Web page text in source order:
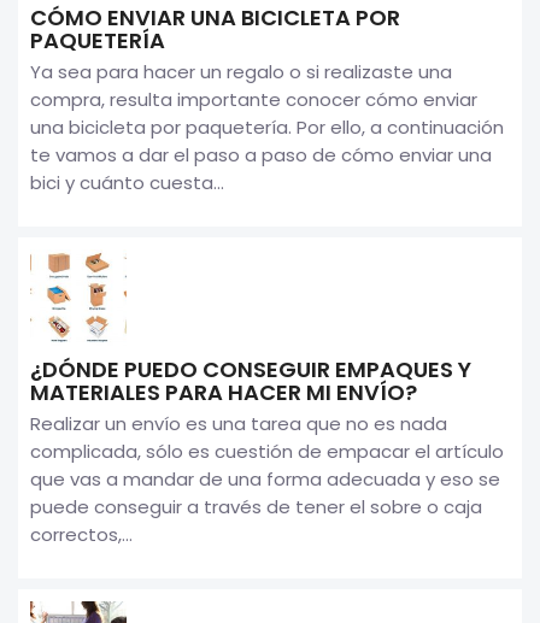
CÓMO ENVIAR UNA BICICLETA POR
PAQUETERÍA
Ya sea para hacer un regalo o si realizaste una
compra, resulta importante conocer cómo enviar
una bicicleta por paquetería. Por ello, a continuación
te vamos a dar el paso a paso de cómo enviar una
bici y cuánto cuesta...
¿DÓNDE PUEDO CONSEGUIR EMPAQUES Y
MATERIALES PARA HACER MI ENVÍO?
Realizar un envío es una tarea que no es nada
complicada, sólo es cuestión de empacar el artículo
que vas a mandar de una forma adecuada y eso se
puede conseguir a través de tener el sobre o caja
correctos,...